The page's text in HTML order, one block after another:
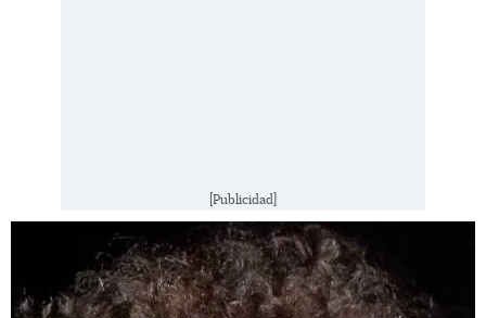
[Publicidad]